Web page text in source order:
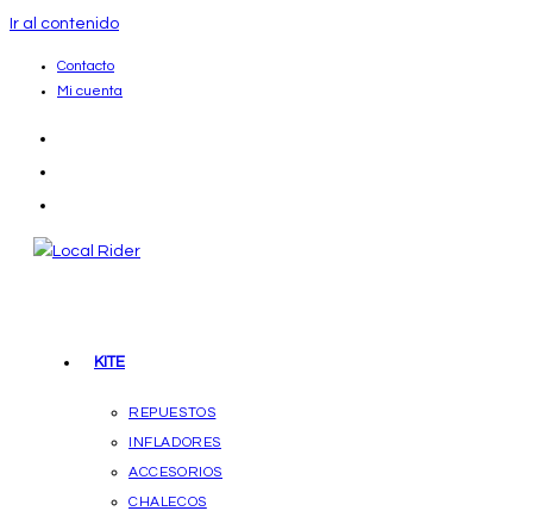
Ir al contenido
Contacto
Mi cuenta
KITE
REPUESTOS
INFLADORES
ACCESORIOS
CHALECOS